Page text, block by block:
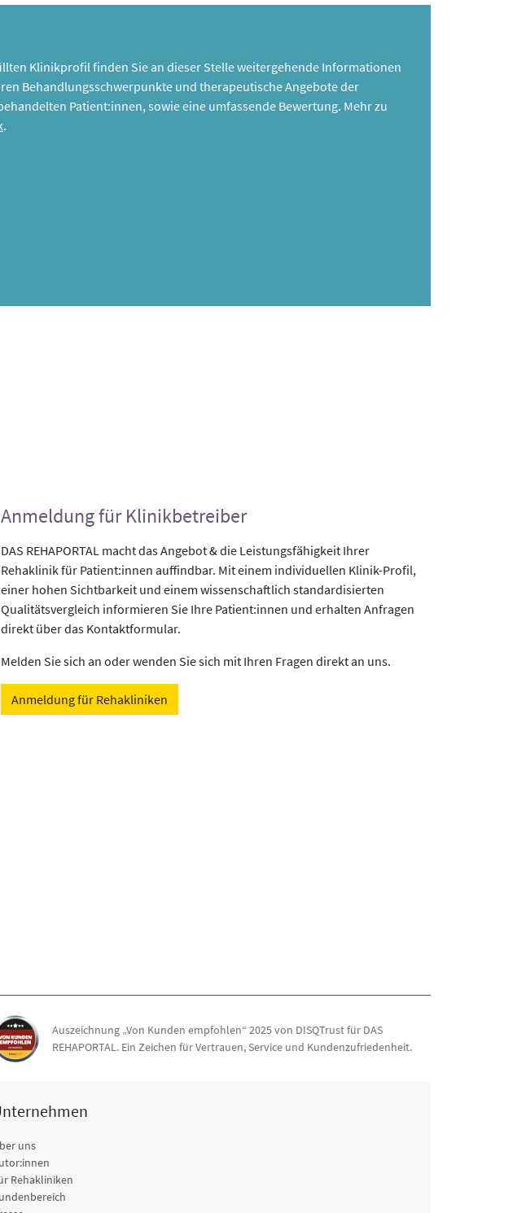
Klinikprofil finden Sie an dieser Stelle weitergehende Informationen
Behandlungsschwerpunkte und therapeutische Angebote der
Patient:innen, sowie eine umfassende Bewertung. Mehr zu
.
Anmeldung für Klinikbetreiber
DAS REHAPORTAL macht das Angebot & die Leistungsfähigkeit Ihrer
Rehaklinik für Patient:innen auffindbar. Mit einem individuellen Klinik-Profil,
einer hohen Sichtbarkeit und einem wissenschaftlich standardisierten
Qualitätsvergleich informieren Sie Ihre Patient:innen und erhalten Anfragen
direkt über das Kontaktformular.
Melden Sie sich an oder wenden Sie sich mit Ihren Fragen direkt an uns.
Anmeldung für Rehakliniken
Auszeichnung „Von Kunden empfohlen“ 2025 von DISQTrust für DAS
REHAPORTAL. Ein Zeichen für Vertrauen, Service und Kundenzufriedenheit.
uns
Rehakliniken